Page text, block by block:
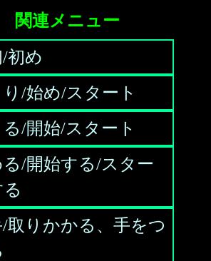
関連メニュー
初め
/始め/スタート
/開始/スタート
/開始する/スター
る
取りかかる、手をつ